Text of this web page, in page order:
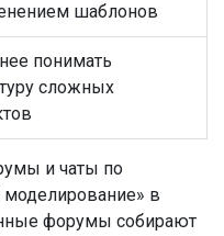
шаблонов
понимать
сложных
и чаты по
в
форумы собирают